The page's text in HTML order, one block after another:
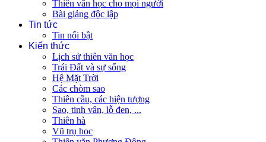
Thiên văn học cho mọi người
Bài giảng độc lập
Tin tức
Tin nổi bật
Kiến thức
Lịch sử thiên văn học
Trái Đất và sự sống
Hệ Mặt Trời
Các chòm sao
Thiên cầu, các hiện tượng
Sao, tinh vân, lỗ đen, ...
Thiên hà
Vũ trụ học